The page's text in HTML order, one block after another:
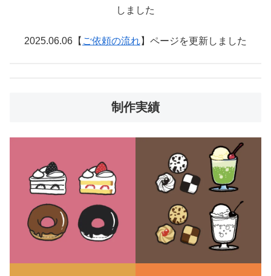
しました
2025.06.06【 ご依頼の流れ】ページを更新しました
制作実績